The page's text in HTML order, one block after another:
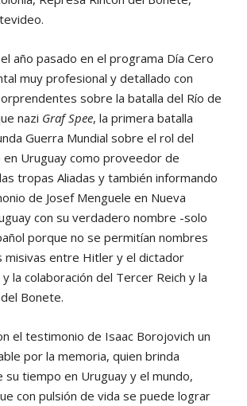
año pasado en el programa Día Cero
muy profesional y detallado con
sobre la batalla del Río de
nazi Graf Spee, la primera batalla
Guerra Mundial sobre el rol del
Uruguay como proveedor de
tropas Aliadas y también informando
de Josef Menguele en Nueva
con su verdadero nombre -solo
porque no se permitían nombres
misivas entre Hitler y el dictador
la colaboración del Tercer Reich y la
Bonete.
el testimonio de Isaac Borojovich un
por la memoria, quien brinda
su tiempo en Uruguay y el mundo,
con pulsión de vida se puede lograr